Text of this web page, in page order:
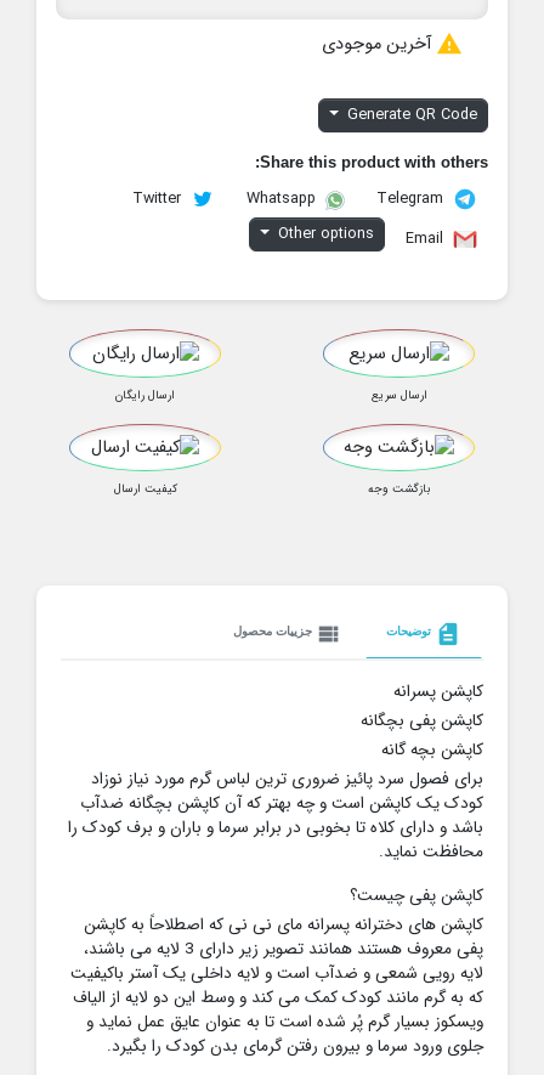
 آخرین موجودی
Generate QR Code
Share this product with others:
Telegram
Whatsapp
Twitter
Email
Other options
ارسال سریع ارسال رایگان
بازگشت وجه کیفیت ارسال
description توضیحات view_list جزییات محصول
کاپشن پسرانه
کاپشن پفی بچگانه
کاپشن بچه گانه
برای فصول سرد پائیز ضروری ترین لباس گرم مورد نیاز نوزاد
کودک یک کاپشن است و چه بهتر که آن کاپشن بچگانه ضدآب
باشد و دارای کلاه تا بخوبی در برابر سرما و باران و برف کودک را
محافظت نماید.
کاپشن پفی چیست؟
کاپشن های دخترانه پسرانه مای نی نی که اصطلاحاً به کاپشن
پفی معروف هستند همانند تصویر زیر دارای 3 لایه می باشند،
لایه رویی شمعی و ضدآب است و لایه داخلی یک آستر باکیفیت
که به گرم مانند کودک کمک می کند و وسط این دو لایه از الیاف
ویسکوز بسیار گرم پُر شده است تا به عنوان عایق عمل نماید و
جلوی ورود سرما و بیرون رفتن گرمای بدن کودک را بگیرد.